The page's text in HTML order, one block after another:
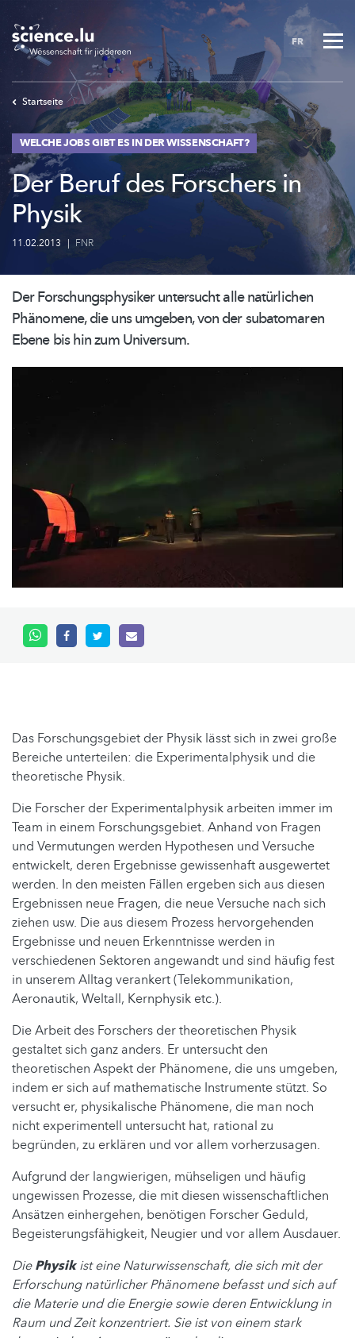
to
main
content
FR
Startseite
WELCHE JOBS GIBT ES IN DER WISSENSCHAFT?
Der Beruf des Forschers in
Physik
11.02.2013 | FNR
DerForschungsphysikeruntersucht alle natürlichen
Phänomene, die uns umgeben, von der subatomaren
Ebene bis hin zum Universum.
Das Forschungsgebiet der Physik lässt sich in zwei große
Bereiche unterteilen: die Experimentalphysik und die
theoretische Physik.
Die Forscher der Experimentalphysik arbeiten immer im
Team in einem Forschungsgebiet. Anhand von Fragen
und Vermutungen werden Hypothesen und Versuche
entwickelt, deren Ergebnisse gewissenhaft ausgewertet
werden. In den meisten Fällen ergeben sich aus diesen
Ergebnissen neue Fragen, die neue Versuche nach sich
ziehen usw. Die aus diesem Prozess hervorgehenden
Ergebnisse und neuen Erkenntnisse werden in
verschiedenen Sektoren angewandt und sind häufig fest
in unserem Alltag verankert (Telekommunikation,
Aeronautik, Weltall, Kernphysik etc.).
Die Arbeit des Forschers der theoretischen Physik
gestaltet sich ganz anders. Er untersucht den
theoretischen Aspekt der Phänomene, die uns umgeben,
indem er sich auf mathematische Instrumente stützt. So
versucht er, physikalische Phänomene, die man noch
nicht experimentell untersucht hat, rational zu
begründen, zu erklären und vor allem vorherzusagen.
Aufgrund der langwierigen, mühseligen und häufig
ungewissen Prozesse, die mit diesen wissenschaftlichen
Ansätzen einhergehen, benötigen Forscher Geduld,
Begeisterungsfähigkeit, Neugier und vor allem Ausdauer.
DiePhysikist eine Naturwissenschaft, die sich mit der
Erforschung natürlicher Phänomene befasst und sich auf
die Materie und die Energie sowie deren Entwicklung in
Raum und Zeit konzentriert. Sie ist von einem stark